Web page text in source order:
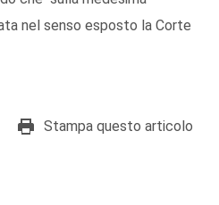
nel senso esposto la Corte
Stampa questo articolo